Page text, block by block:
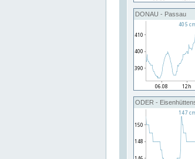
DONAU - Passau
ODER -